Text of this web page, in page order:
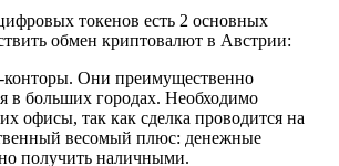
токенов есть 2 основных
обмен криптовалют в Австрии:
конторы. Они преимущественно
в больших городах. Необходимо
офисы, так как сделка проводится на
весомый плюс: денежные
получить наличными.